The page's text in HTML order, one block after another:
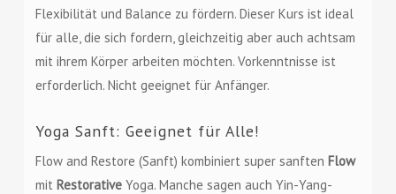
Flexibilität und Balance zu fördern. Dieser Kurs ist ideal
für alle, die sich fordern, gleichzeitig aber auch achtsam
mit ihrem Körper arbeiten möchten. Vorkenntnisse ist
erforderlich. Nicht geeignet für Anfänger.
Yoga Sanft: Geeignet für Alle!
Flow and Restore (Sanft) kombiniert super sanften Flow
mitRestorative Yoga. Manche sagen auch Yin-Yang-